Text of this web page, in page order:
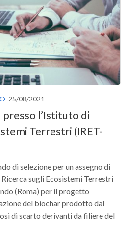
25/08/2021
presso l’Istituto di
Terrestri (IRET-
di selezione per un assegno di
sugli Ecosistemi Terrestri
(Roma) per il progetto
del biochar prodotto dal
di scarto derivanti da filiere del